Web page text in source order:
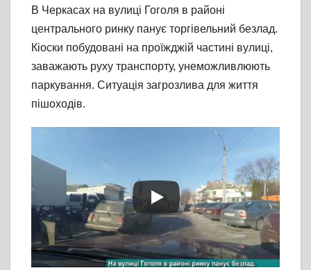
В Черкасах на вулиці Гоголя в районі
центрального ринку панує торгівельний безлад.
Кіоски побудовані на проїжджій частині вулиці,
заважають руху транспорту, унеможливлюють
паркування. Ситуація загрозлива для життя
пішоходів.